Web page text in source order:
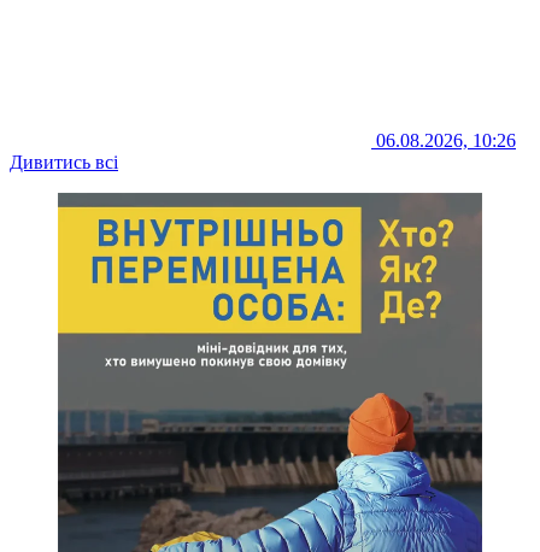
06.08.2026, 10:26
Дивитись всі